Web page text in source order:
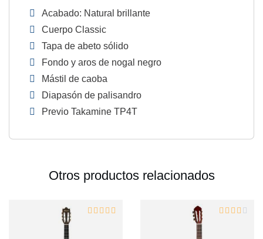
Acabado: Natural brillante
Cuerpo Classic
Tapa de abeto sólido
Fondo y aros de nogal negro
Mástil de caoba
Diapasón de palisandro
Previo Takamine TP4T
Otros productos relacionados